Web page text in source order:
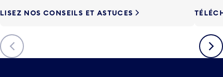
Précédent
LISEZ NOS CONSEILS ET ASTUCES